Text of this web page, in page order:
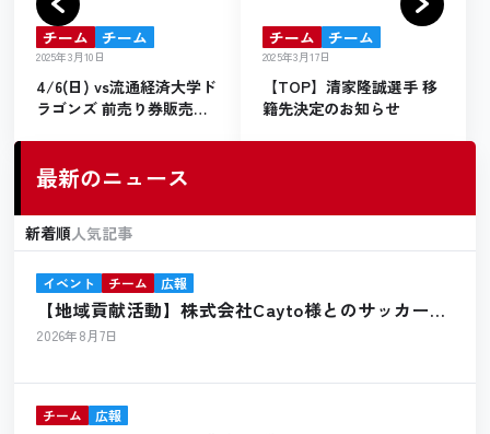
チーム チーム
2025年3月10日
4/6(日) vs流通経済大学ド
ラゴンズ 前売り券販売の
チーム チーム
2025年3月17日
【TOP】清家隆誠選手 移
籍先決定のお知らせ
最新のニュース
新着順人気記事
イベント チーム 広報
【地域貢献活動】株式会社Cayto様とのサッカーボ
ール寄贈のお知らせ
2026年8月7日
チーム 広報